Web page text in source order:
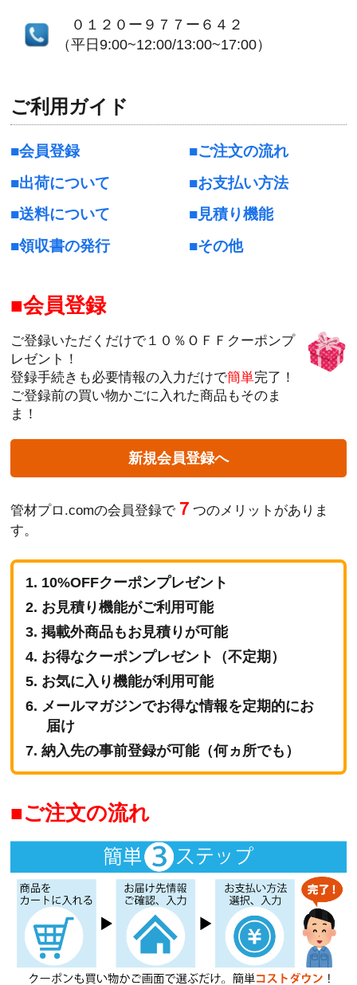
０１２０ー９７７ー６４２
（平日9:00~12:00/13:00~17:00）
ご利用ガイド
会員登録
ご注文の流れ
出荷について
お支払い方法
送料について
見積り機能
領収書の発行
その他
会員登録
ご登録いただくだけで１０％ＯＦＦクーポンプ
レゼント！
登録手続きも必要情報の入力だけで簡単完了！
ご登録前の買い物かごに入れた商品もそのま
ま！
新規会員登録へ
管材プロ.comの会員登録で ７つのメリットがありま
す。
10%OFFクーポンプレゼント
お見積り機能がご利用可能
掲載外商品もお見積りが可能
お得なクーポンプレゼント（不定期）
お気に入り機能が利用可能
メールマガジンでお得な情報を定期的にお
届け
納入先の事前登録が可能（何ヵ所でも）
ご注文の流れ